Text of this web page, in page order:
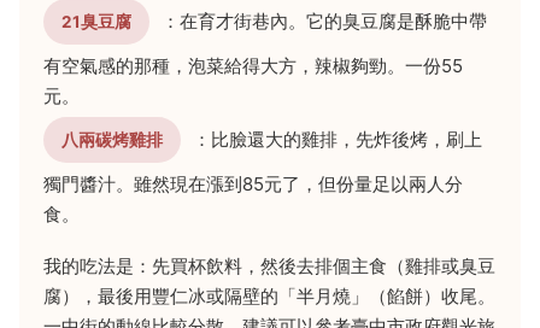
21臭豆腐
：在育才街巷內。它的臭豆腐是酥脆中帶
有空氣感的那種，泡菜給得大方，辣椒夠勁。一份55
元。
八兩碳烤雞排
：比臉還大的雞排，先炸後烤，刷上
獨門醬汁。雖然現在漲到85元了，但份量足以兩人分
食。
我的吃法是：先買杯飲料，然後去排個主食（雞排或臭豆
腐），最後用豐仁冰或隔壁的「半月燒」（餡餅）收尾。